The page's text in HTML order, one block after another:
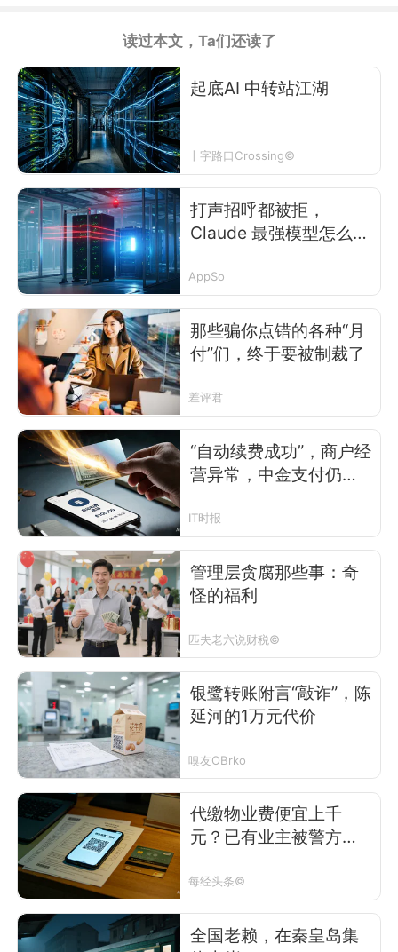
读过本文，Ta们还读了
起底AI 中转站江湖
十字路口Crossing©
打声招呼都被拒，
Claude 最强模型怎么成
AppSo
那些骗你点错的各种“月
付”们，终于要被制裁了
差评君
“自动续费成功”，商户经
营异常，中金支付仍在
IT时报
管理层贪腐那些事：奇
怪的福利
匹夫老六说财税©
银鹭转账附言“敲诈”，陈
延河的1万元代价
嗅友OBrko
代缴物业费便宜上千
元？已有业主被警方调
示
每经头条©
全国老赖，在秦皇岛集